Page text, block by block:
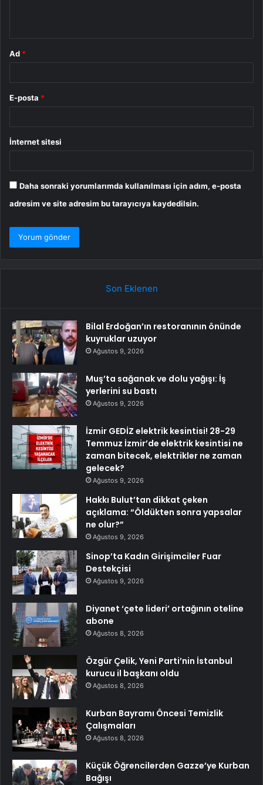
Ad *
E-posta *
İnternet sitesi
Daha sonraki yorumlarımda kullanılması için adım, e-posta
adresim ve site adresim bu tarayıcıya kaydedilsin.
Son Eklenen
Bilal Erdoğan’ın restoranının önünde
kuyruklar uzuyor
Ağustos 9, 2026
Muş’ta sağanak ve dolu yağışı: İş
yerlerini su bastı
Ağustos 9, 2026
İzmir GEDİZ elektrik kesintisi! 28-29
Temmuz İzmir’de elektrik kesintisi ne
zaman bitecek, elektrikler ne zaman
gelecek?
Ağustos 9, 2026
Hakkı Bulut’tan dikkat çeken
açıklama: “Öldükten sonra yapsalar
ne olur?”
Ağustos 9, 2026
Sinop’ta Kadın Girişimciler Fuar
Destekçisi
Ağustos 9, 2026
Diyanet ‘çete lideri’ ortağının oteline
abone
Ağustos 8, 2026
Özgür Çelik, Yeni Parti’nin İstanbul
kurucu il başkanı oldu
Ağustos 8, 2026
Kurban Bayramı Öncesi Temizlik
Çalışmaları
Ağustos 8, 2026
Küçük Öğrencilerden Gazze’ye Kurban
Bağışı